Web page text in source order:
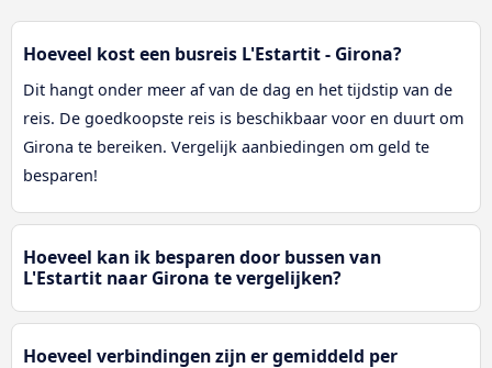
Hoeveel kost een busreis L'Estartit - Girona?
Dit hangt onder meer af van de dag en het tijdstip van de
reis. De goedkoopste reis is beschikbaar voor en duurt om
Girona te bereiken. Vergelijk aanbiedingen om geld te
besparen!
Hoeveel kan ik besparen door bussen van
L'Estartit naar Girona te vergelijken?
Hoeveel verbindingen zijn er gemiddeld per